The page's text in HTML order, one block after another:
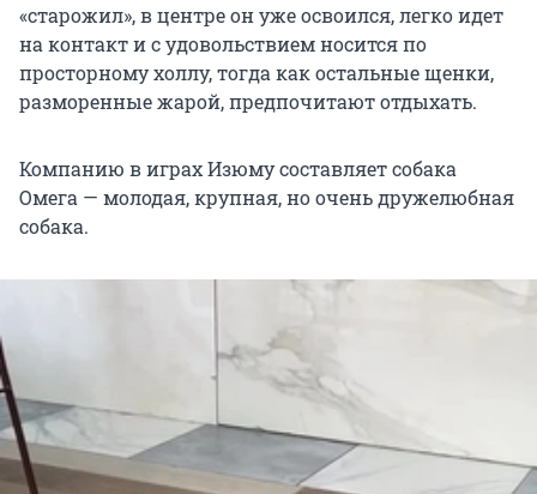
«старожил», в центре он уже освоился, легко идет
на контакт и с удовольствием носится по
просторному холлу, тогда как остальные щенки,
разморенные жарой, предпочитают отдыхать.
Компанию в играх Изюму составляет собака
Омега — молодая, крупная, но очень дружелюбная
собака.